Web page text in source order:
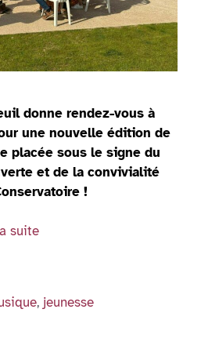
donne rendez-vous à
une nouvelle édition de
placée sous le signe du
et de la convivialité
!
suite
, jeunesse